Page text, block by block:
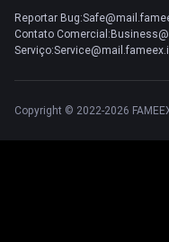
Reportar
Contato
Copyright © 2022-2026